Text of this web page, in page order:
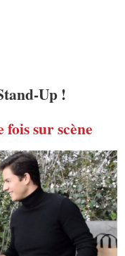
Up !
foissur scène